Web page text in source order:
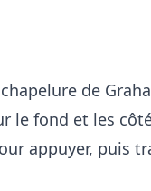
de
le fond et les
appuyer, puis